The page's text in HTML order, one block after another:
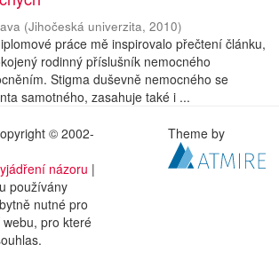
(Jihočeská univerzita, 2010)
práce mě inspirovalo přečtení článku,
rodinný příslušník nemocného
Stigma duševně nemocného se
samotného, zasahuje také i ...
© 2002-
názoru |
používány
nutné pro
pro které
Theme by